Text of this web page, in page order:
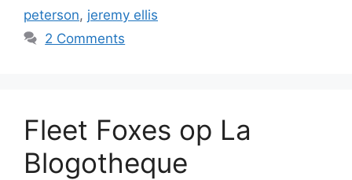
peterson, jeremy ellis
2 Comments
Fleet Foxes op La
Blogotheque